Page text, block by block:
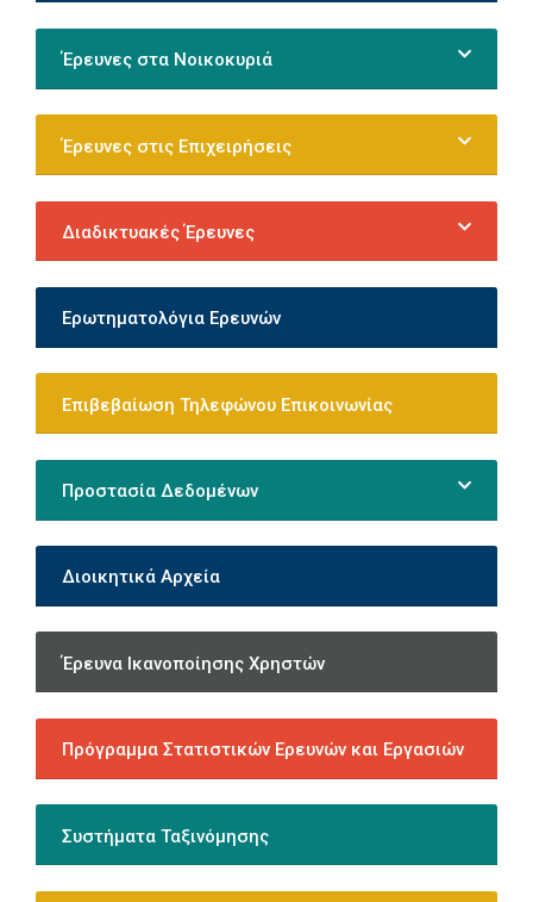
Έρευνες στα Νοικοκυριά
Έρευνες στις Επιχειρήσεις
Διαδικτυακές Έρευνες
Ερωτηματολόγια Ερευνών
Επιβεβαίωση Τηλεφώνου Επικοινωνίας
Προστασία Δεδομένων
Διοικητικά Αρχεία
Έρευνα Ικανοποίησης Χρηστών
Πρόγραμμα Στατιστικών Ερευνών και Εργασιών
Συστήματα Ταξινόμησης